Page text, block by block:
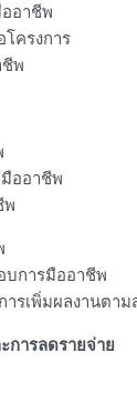
อาชีพ
โครงการ
พ
ออาชีพ
พ
บการมืออาชีพ
ารเพิ่มผลงานตาม
การลดรายจ่าย